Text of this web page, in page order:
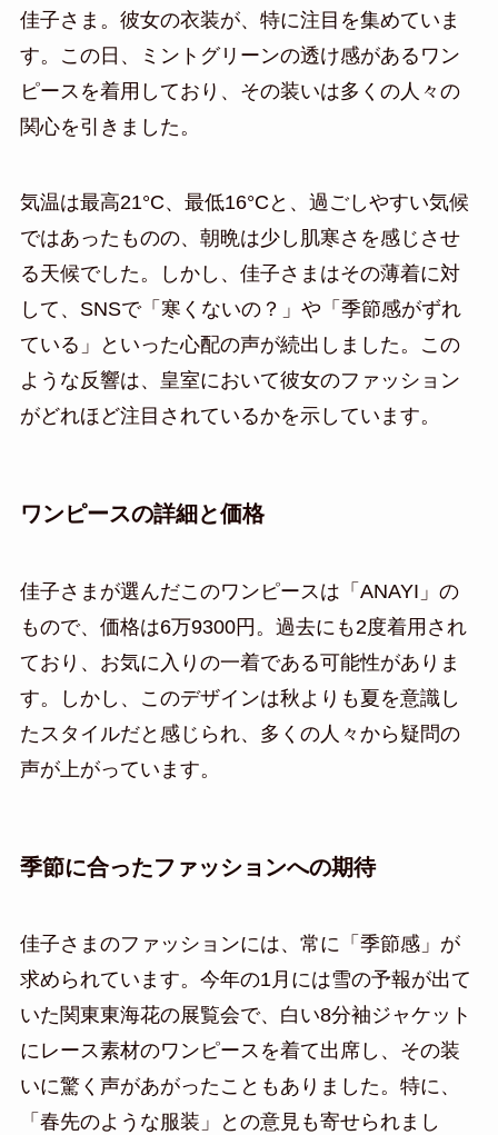
佳子さま。彼女の衣装が、特に注目を集めていま
す。この日、ミントグリーンの透け感があるワン
ピースを着用しており、その装いは多くの人々の
関心を引きました。
気温は最高21°C、最低16°Cと、過ごしやすい気候
ではあったものの、朝晩は少し肌寒さを感じさせ
る天候でした。しかし、佳子さまはその薄着に対
して、SNSで「寒くないの？」や「季節感がずれ
ている」といった心配の声が続出しました。この
ような反響は、皇室において彼女のファッション
がどれほど注目されているかを示しています。
ワンピースの詳細と価格
佳子さまが選んだこのワンピースは「ANAYI」の
もので、価格は6万9300円。過去にも2度着用され
ており、お気に入りの一着である可能性がありま
す。しかし、このデザインは秋よりも夏を意識し
たスタイルだと感じられ、多くの人々から疑問の
声が上がっています。
季節に合ったファッションへの期待
佳子さまのファッションには、常に「季節感」が
求められています。今年の1月には雪の予報が出て
いた関東東海花の展覧会で、白い8分袖ジャケット
にレース素材のワンピースを着て出席し、その装
いに驚く声があがったこともありました。特に、
「春先のような服装」との意見も寄せられまし